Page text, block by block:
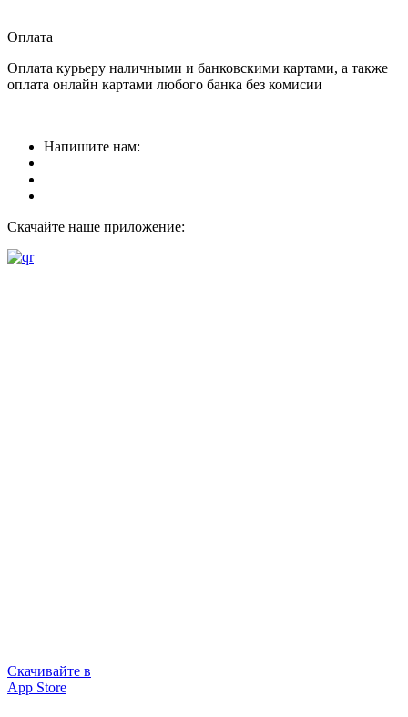
Оплата
Оплата курьеру наличными и банковскими картами, а также
оплата онлайн картами любого банка без комисии
Напишите нам:
Скачайте наше приложение:
Скачивайте в
App Store